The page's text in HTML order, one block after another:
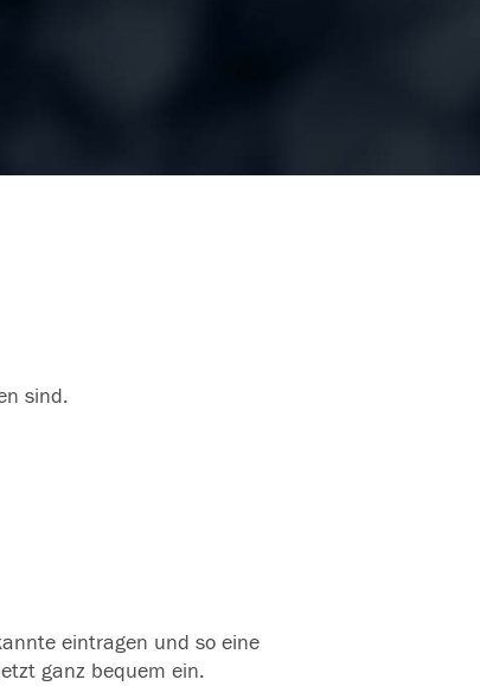
sind.
eintragen und so eine
ganz bequem ein.